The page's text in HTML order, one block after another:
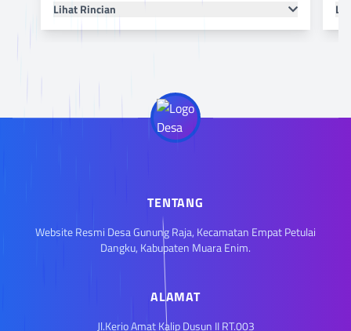
Lihat Rincian
TENTANG
Website Resmi Desa Gunung Raja, Kecamatan Empat Petulai
Dangku, Kabupaten Muara Enim.
ALAMAT
Jl.Kerio Amat Kalip Dusun II RT.003